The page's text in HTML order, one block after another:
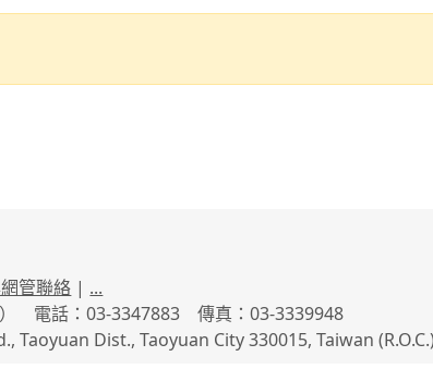
管聯絡 | ...
） 電話：03-3347883 傳真：03-3339948
Taoyuan Dist., Taoyuan City 330015, Taiwan